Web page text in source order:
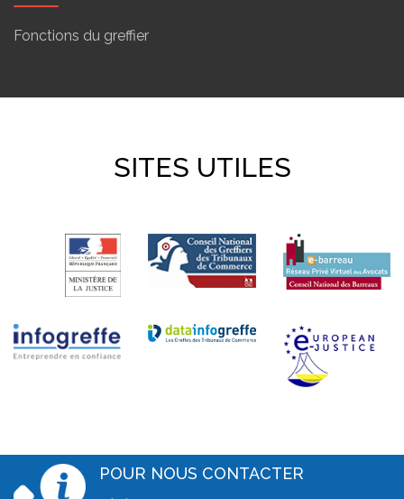
Fonctions du greffier
SITES UTILES
POUR NOUS CONTACTER